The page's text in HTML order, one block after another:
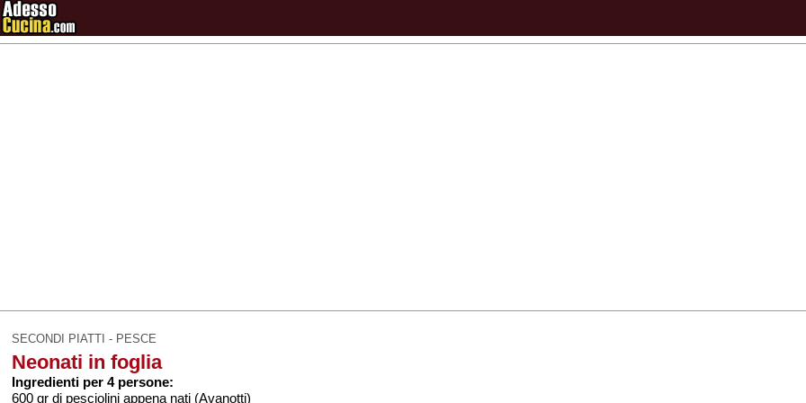
SECONDI PIATTI - PESCE
Neonati in foglia
Ingredienti per 4 persone:
600 gr di pesciolini appena nati (Avanotti)